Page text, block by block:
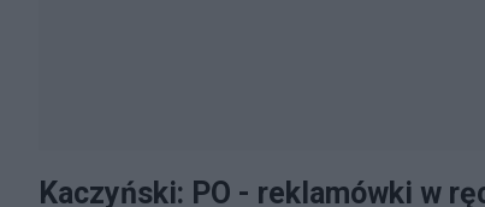
Kaczyński: PO - reklamówki w